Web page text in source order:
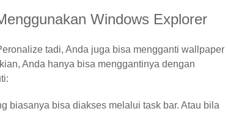
Windows Explorer
tadi, Anda juga bisa mengganti wallpaper
Anda hanya bisa menggantinya dengan
biasanya bisa diakses melalui task bar. Atau bila